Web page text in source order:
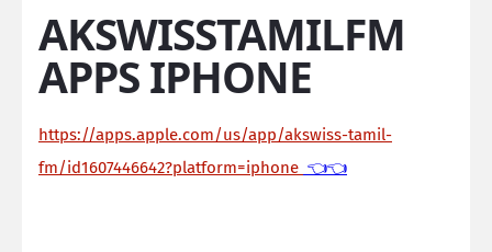
AKSWISSTAMILFM
APPS IPHONE
https://apps.apple.com/us/app/akswiss-tamil-
fm/id1607446642?platform=iphone 👈👈